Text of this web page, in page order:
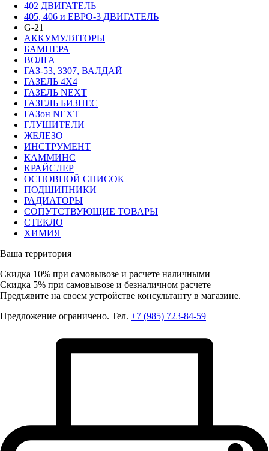
402 ДВИГАТЕЛЬ
405, 406 и ЕВРО-3 ДВИГАТЕЛЬ
G-21
АККУМУЛЯТОРЫ
БАМПЕРА
ВОЛГА
ГАЗ-53, 3307, ВАЛДАЙ
ГАЗЕЛЬ 4Х4
ГАЗЕЛЬ NEXT
ГАЗЕЛЬ БИЗНЕС
ГАЗон NEXT
ГЛУШИТЕЛИ
ЖЕЛЕЗО
ИНСТРУМЕНТ
КАММИНС
КРАЙСЛЕР
ОСНОВНОЙ СПИСОК
ПОДШИПНИКИ
РАДИАТОРЫ
СОПУТСТВУЮЩИЕ ТОВАРЫ
СТЕКЛО
ХИМИЯ
Ваша территория
Скидка 10% при самовывозе и расчете наличными
Скидка 5% при самовывозе и безналичном расчете
Предъявите на своем устройстве консультанту в магазине.
Предложение ограничено. Тел. +7 (985) 723-84-59